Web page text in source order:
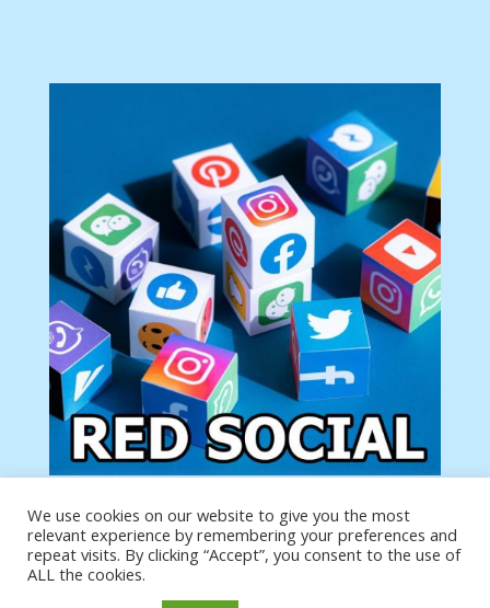
Tu anuncio va aquí
Podemos poner tu anuncio aquí con un link de tu
producto o página
We use cookies on our website to give you the most
relevant experience by remembering your preferences and
repeat visits. By clicking “Accept”, you consent to the use of
ALL the cookies.